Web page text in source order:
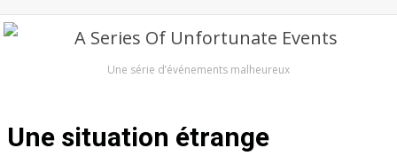
Une série d’événements malheureux
Une situation étrange